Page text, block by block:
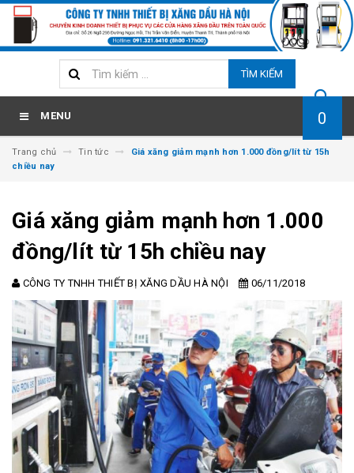
TÌM KIẾM
MENU 0
Trang chủ Tin tức
Giá xăng giảm mạnh hơn 1.000 đồng/lít từ 15h
chiều nay
Giá xăng giảm mạnh hơn 1.000
đồng/lít từ 15h chiều nay
CÔNG TY TNHH THIẾT BỊ XĂNG DẦU HÀ NỘI 06/11/2018